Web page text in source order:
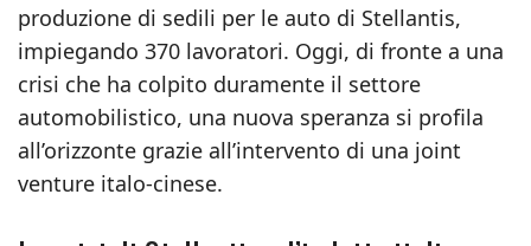
produzione di sedili per le auto di Stellantis,
impiegando 370 lavoratori. Oggi, di fronte a una
crisi che ha colpito duramente il settore
automobilistico, una nuova speranza si profila
all’orizzonte grazie all’intervento di una joint
venture italo-cinese.